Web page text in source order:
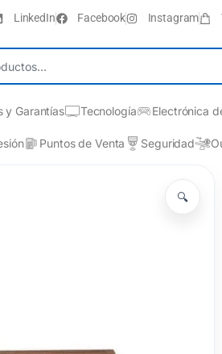
LinkedIn Facebook Instagram
y Garantías Tecnología Electrónica
Puntos de Venta Seguridad
🔍